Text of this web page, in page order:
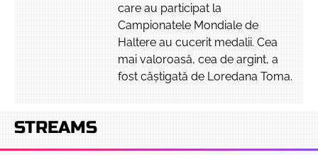
care au participat la
Campionatele Mondiale de
Haltere au cucerit medalii. Cea
mai valoroasă, cea de argint, a
fost câștigată de Loredana Toma.
STREAMS